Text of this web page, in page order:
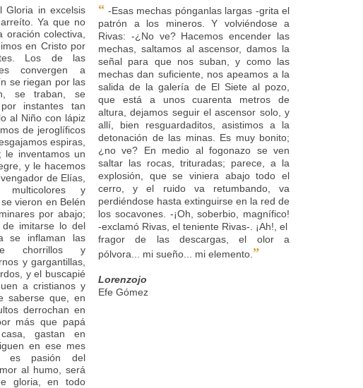
Gloria in excelsis
Ya que no
colectiva,
en Cristo por
Los de las
convergen a
se riegan por las
se traban, se
instantes tan
al Niño con lápiz
de jeroglíficos
espiras,
le inventamos un
y le hacemos
de Elías,
multicolores y
vieron en Belén
por abajo;
imitarse lo del
se inflaman las
chorrillos y
y gargantillas,
y el buscapié
a cristianos y
saberse que, en
derrochan en
más que papá
gastan en
en ese mes
es pasión del
al humo, será
gloria, en todo
“ -Esas mechas pónganlas largas -grita el
patrón a los mineros. Y volviéndose a
Rivas: -¿No ve? Hacemos encender las
mechas, saltamos al ascensor, damos la
señal para que nos suban, y como las
mechas dan suficiente, nos apeamos a la
salida de la galería de El Siete al pozo,
que está a unos cuarenta metros de
altura, dejamos seguir el ascensor solo, y
allí, bien resguardaditos, asistimos a la
detonación de las minas. Es muy bonito;
¿no ve? En medio al fogonazo se ven
saltar las rocas, trituradas; parece, a la
explosión, que se viniera abajo todo el
cerro, y el ruido va retumbando, va
perdiéndose hasta extinguirse en la red de
los socavones. -¡Oh, soberbio, magnífico!
-exclamó Rivas, el teniente Rivas-. ¡Ah!, el
fragor de las descargas, el olor a
pólvora... mi sueño... mi elemento. ”
Lorenzojo
Efe Gómez